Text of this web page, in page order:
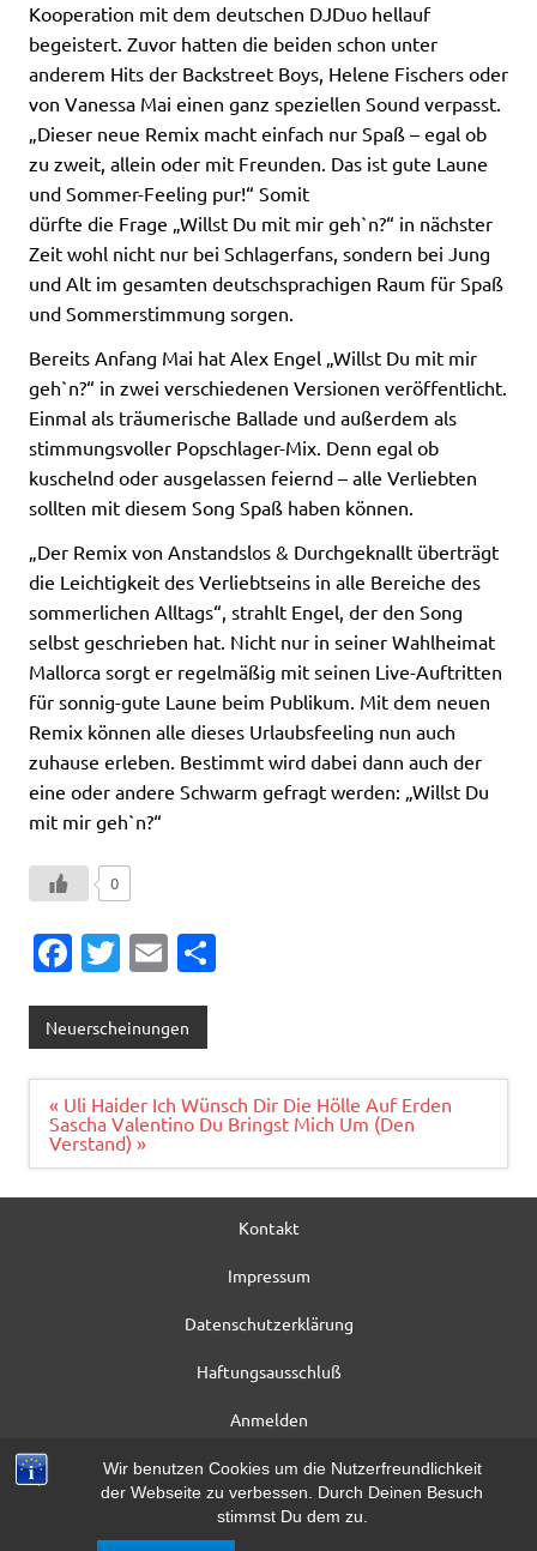
Wir benutzen Cookies um die Nutzerfreundlichkeit
der Webseite zu verbessen. Durch Deinen Besuch
stimmst Du dem zu.
Kooperation mit dem deutschen DJDuo hellauf
begeistert. Zuvor hatten die beiden schon unter
anderem Hits der Backstreet Boys, Helene Fischers oder
von Vanessa Mai einen ganz speziellen Sound verpasst.
„Dieser neue Remix macht einfach nur Spaß – egal ob
zu zweit, allein oder mit Freunden. Das ist gute Laune
und Sommer-Feeling pur!“ Somit
dürfte die Frage „Willst Du mit mir geh`n?“ in nächster
Zeit wohl nicht nur bei Schlagerfans, sondern bei Jung
und Alt im gesamten deutschsprachigen Raum für Spaß
und Sommerstimmung sorgen.
Bereits Anfang Mai hat Alex Engel „Willst Du mit mir
geh`n?“ in zwei verschiedenen Versionen veröffentlicht.
Einmal als träumerische Ballade und außerdem als
stimmungsvoller Popschlager-Mix. Denn egal ob
kuschelnd oder ausgelassen feiernd – alle Verliebten
sollten mit diesem Song Spaß haben können.
„Der Remix von Anstandslos & Durchgeknallt überträgt
die Leichtigkeit des Verliebtseins in alle Bereiche des
sommerlichen Alltags“, strahlt Engel, der den Song
selbst geschrieben hat. Nicht nur in seiner Wahlheimat
Mallorca sorgt er regelmäßig mit seinen Live-Auftritten
für sonnig-gute Laune beim Publikum. Mit dem neuen
Remix können alle dieses Urlaubsfeeling nun auch
zuhause erleben. Bestimmt wird dabei dann auch der
eine oder andere Schwarm gefragt werden: „Willst Du
mit mir geh`n?“
0
Fa
e
b
o
o
k
T
it
te
r
E
ai
l
n
Neuerscheinungen
Beitragsnavigation
« Uli Haider Ich Wünsch Dir Die Hölle Auf Erden
Sascha Valentino Du Bringst Mich Um (Den
Verstand) »
Kontakt
Impressum
Datenschutzerklärung
Haftungsausschluß
Anmelden
Registrieren
Beitrag*